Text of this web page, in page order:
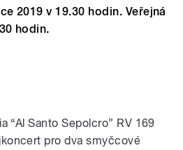
2019 v 19.30 hodin. Veřejná
hodin.
“Al Santo Sepolcro” RV 169
pro dva smyčcové